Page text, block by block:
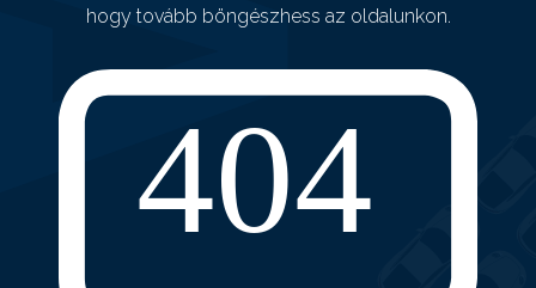
hogy tovább böngészhess az oldalunkon.